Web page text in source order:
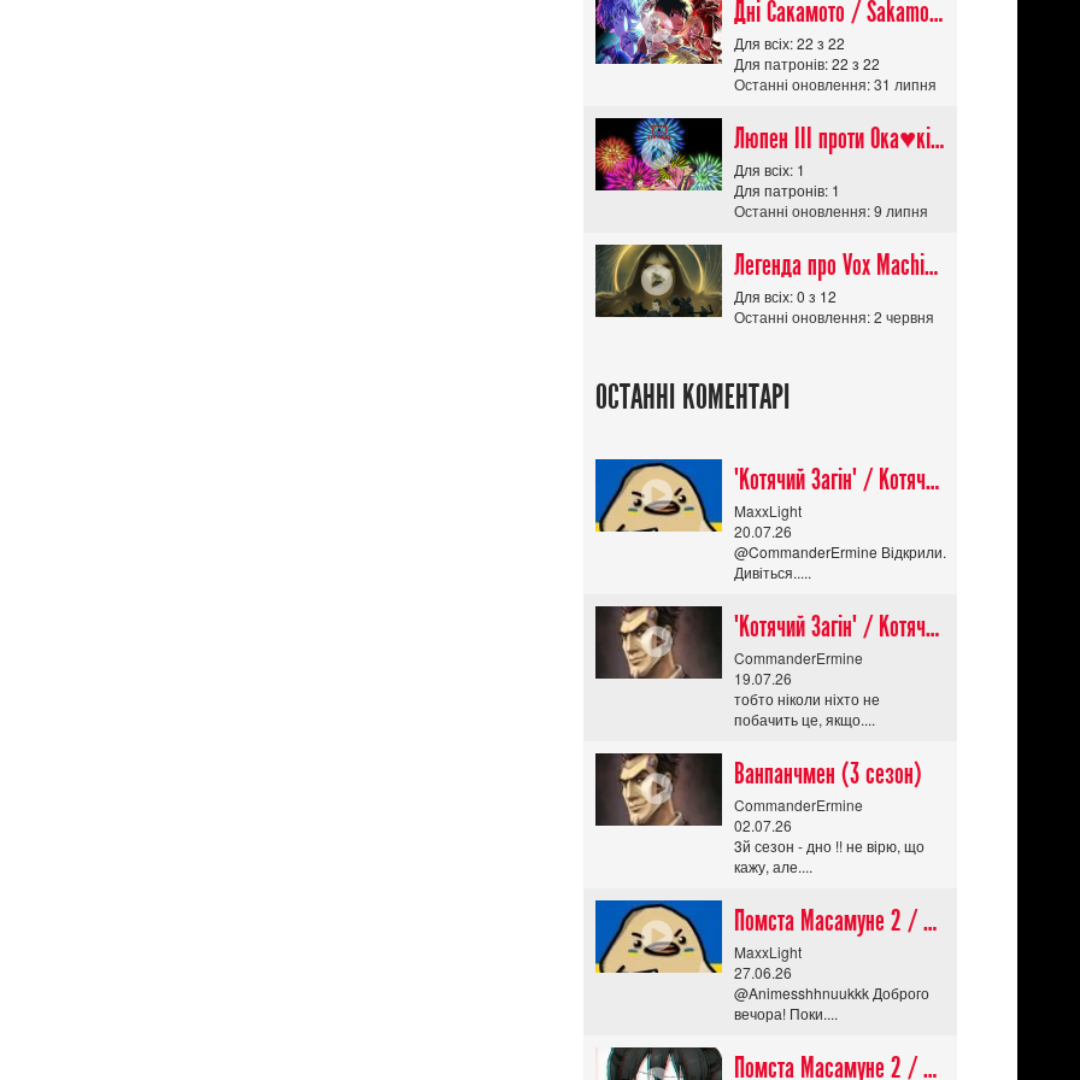
Дні Сакамото / Sakamoto Days (Сезон 1)
Для всіх: 22 з 22
Для патронів: 22 з 22
Останні оновлення: 31 липня
Люпен ІІІ проти Ока♥кішки / Lupin III vs Cats Eye Movie
Для всіх: 1
Для патронів: 1
Останні оновлення: 9 липня
Легенда про Vox Machina The Legend of Vox Machina (Сезон 4)
Для всіх: 0 з 12
Останні оновлення: 2 червня
ОСТАННІ КОМЕНТАРІ
"Котячий Загін" / Котячий апокаліпсис / Cat Shit One
MaxxLight
20.07.26
@CommanderErmine Відкрили.
Дивіться.....
"Котячий Загін" / Котячий апокаліпсис / Cat Shit One
CommanderErmine
19.07.26
тобто ніколи ніхто не
побачить це, якщо....
Ванпанчмен (3 сезон)
CommanderErmine
02.07.26
3й сезон - дно !! не вірю, що
кажу, але....
Помста Масамуне 2 / Masamune-kun no Revenge R
MaxxLight
27.06.26
@Animesshhnuukkk Доброго
вечора! Поки....
Помста Масамуне 2 / Masamune-kun no Revenge R